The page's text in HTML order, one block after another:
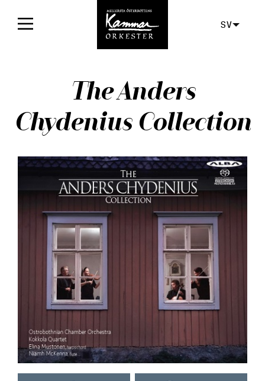
Biljetter
Orkestern
Aktuellt
SV
The Anders
Chydenius Collection